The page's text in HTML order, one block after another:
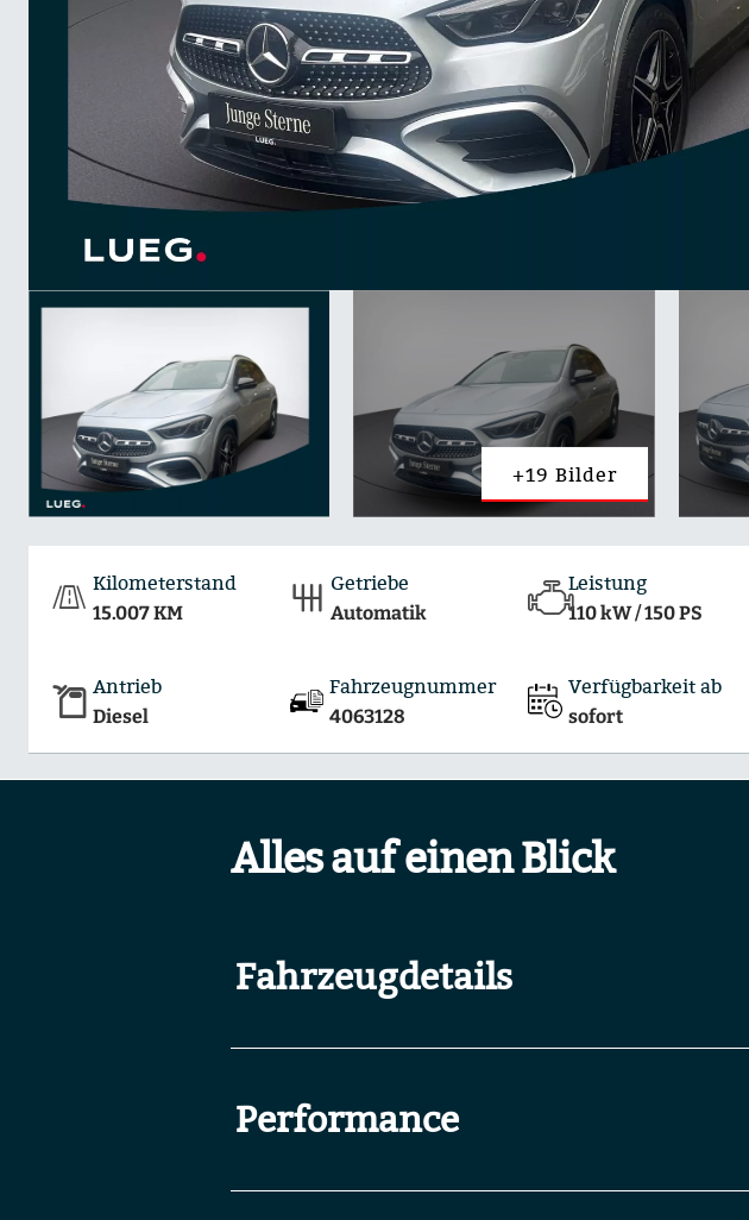
+19 Bilder
Kilometerstand
15.007 KM
Getriebe
Automatik
Leistung
110 kW / 150 PS
Antrieb
Diesel
Fahrzeugnummer
4063128
Verfügbarkeit ab
sofort
Alles auf einen Blick
Fahrzeugdetails
Performance